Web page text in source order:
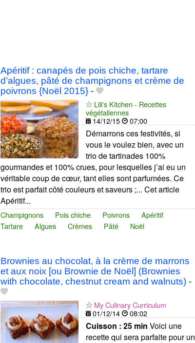
Apéritif : canapés de pois chiche, tartare
d’algues, pâté de champignons et crème de
poivrons {Noël 2015}-
Lili's Kitchen - Recettes
végétaliennes
14/12/15
07:00
Démarrons ces festivités, si
vous le voulez bien, avec un
trio de tartinades 100%
gourmandes et 100% crues, pour lesquelles j’ai eu un
véritable coup de cœur, tant elles sont parfumées. Ce
trio est parfait côté couleurs et saveurs ;... Cet article
Apéritif...
Champignons Pois chiche Poivrons
Apéritif
Tartare
Algues Crèmes Pâté Noël
Brownies au chocolat, à la crème de marrons
et aux noix [ou Brownie de Noël] (Brownies
with chocolate, chestnut cream and walnuts)-
My Culinary Curriculum
01/12/14
08:02
Cuisson : 25 min Voici une
recette qui sera parfaite pour un